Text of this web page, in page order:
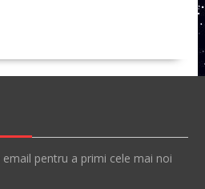
pentru a primi cele mai noi